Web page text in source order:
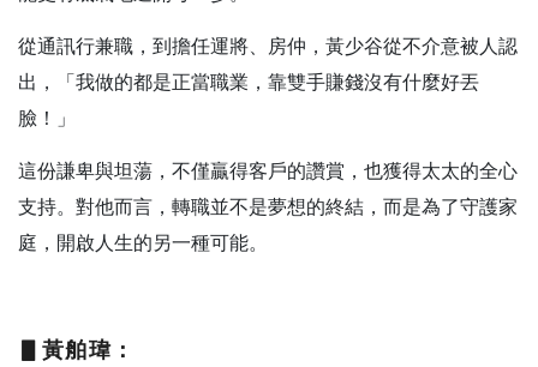
從通訊行兼職，到擔任運將、房仲，黃少谷從不介意被人認
出，「我做的都是正當職業，靠雙手賺錢沒有什麼好丟
臉！」
這份謙卑與坦蕩，不僅贏得客戶的讚賞，也獲得太太的全心
支持。對他而言，轉職並不是夢想的終結，而是為了守護家
庭，開啟人生的另一種可能。
▋黃舶瑋：